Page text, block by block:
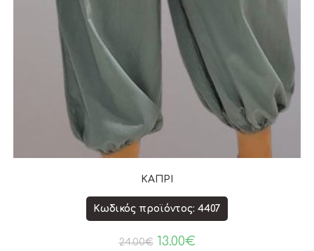
ΚΑΠΡΙ
Κωδικός προϊόντος: 4407
24.00€ 13.00€